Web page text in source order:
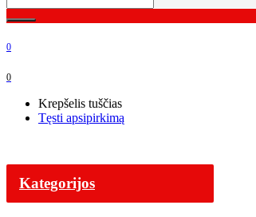
0
0
Krepšelis tuščias
Tęsti apsipirkimą
Kategorijos